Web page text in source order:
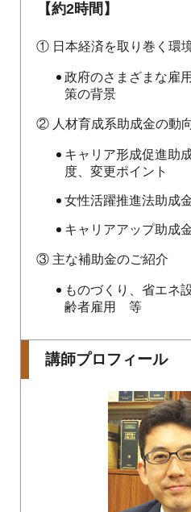
【約2時間】
① 日本経済を取り巻く環
政府のさまざまな雇
策の背景
② 人材育成系助成金の動
キャリア形成促進助
度、変更ポイント
女性活躍推進法助成
キャリアアップ助成
③ 主な補助金のご紹介
ものづくり、省エネ
齢者雇用 等
講師プロフィール